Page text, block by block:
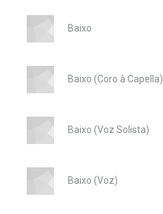
Baixo
Baixo (Coro à Capella)
Baixo (Voz Solista)
Baixo (Voz)